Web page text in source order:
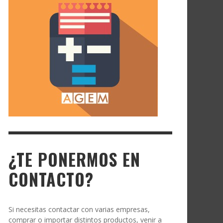
¿TE PONERMOS EN
CONTACTO?
Si necesitas contactar con varias empresas,
comprar o importar distintos productos, venir a